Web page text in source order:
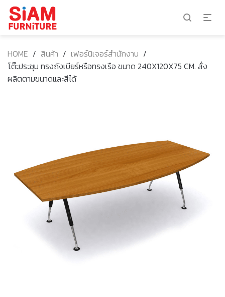
HOME / สินค้า / เฟอร์นิเจอร์สำนักงาน /
โต๊ะประชุม ทรงถังเบียร์หรือทรงเรือ ขนาด 240X120X75 CM. สั่ง
ผลิตตามขนาดและสีได้